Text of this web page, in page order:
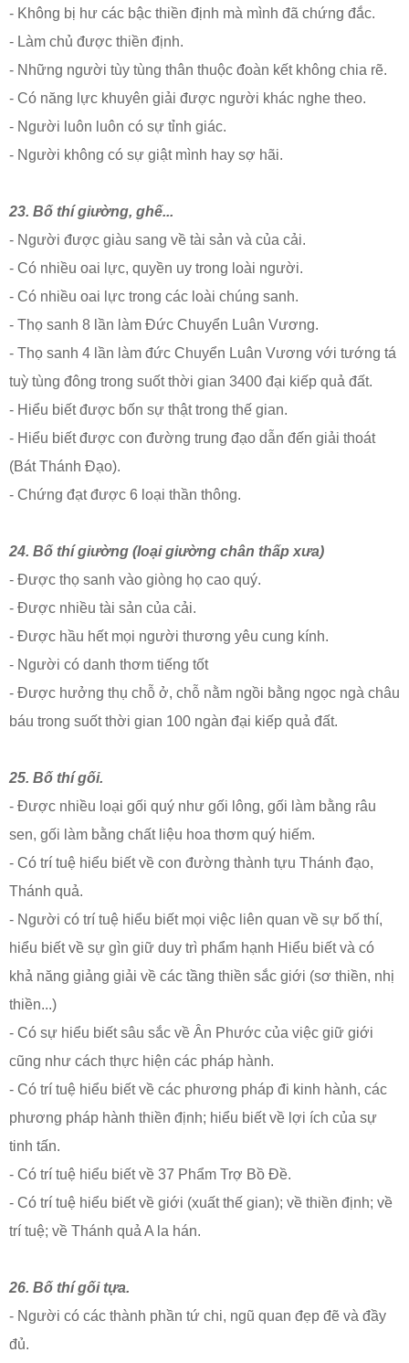
- Không bị hư các bậc thiền định mà mình đã chứng đắc.
- Làm chủ được thiền định.
- Những người tùy tùng thân thuộc đoàn kết không chia rẽ.
- Có năng lực khuyên giải được người khác nghe theo.
- Người luôn luôn có sự tỉnh giác.
- Người không có sự giật mình hay sợ hãi.
23. Bố thí giường, ghế...
- Người được giàu sang về tài sản và của cải.
- Có nhiều oai lực, quyền uy trong loài người.
- Có nhiều oai lực trong các loài chúng sanh.
- Thọ sanh 8 lần làm Đức Chuyển Luân Vương.
- Thọ sanh 4 lần làm đức Chuyển Luân Vương với tướng tá
tuỳ tùng đông trong suốt thời gian 3400 đại kiếp quả đất.
- Hiểu biết được bốn sự thật trong thế gian.
- Hiểu biết được con đường trung đạo dẫn đến giải thoát
(Bát Thánh Đạo).
- Chứng đạt được 6 loại thần thông.
24. Bố thí giường (loại giường chân thấp xưa)
- Được thọ sanh vào giòng họ cao quý.
- Được nhiều tài sản của cải.
- Được hầu hết mọi người thương yêu cung kính.
- Người có danh thơm tiếng tốt
- Được hưởng thụ chỗ ở, chỗ nằm ngồi bằng ngọc ngà châu
báu trong suốt thời gian 100 ngàn đại kiếp quả đất.
25. Bố thí gối.
- Được nhiều loại gối quý như gối lông, gối làm bằng râu
sen, gối làm bằng chất liệu hoa thơm quý hiếm.
- Có trí tuệ hiểu biết về con đường thành tựu Thánh đạo,
Thánh quả.
- Người có trí tuệ hiểu biết mọi việc liên quan về sự bố thí,
hiểu biết về sự gìn giữ duy trì phẩm hạnh Hiểu biết và có
khả năng giảng giải về các tầng thiền sắc giới (sơ thiền, nhị
thiền...)
- Có sự hiểu biết sâu sắc về Ân Phước của việc giữ giới
cũng như cách thực hiện các pháp hành.
- Có trí tuệ hiểu biết về các phương pháp đi kinh hành, các
phương pháp hành thiền định; hiểu biết về lợi ích của sự
tinh tấn.
- Có trí tuệ hiểu biết về 37 Phẩm Trợ Bồ Đề.
- Có trí tuệ hiểu biết về giới (xuất thế gian); về thiền định; về
trí tuệ; về Thánh quả A la hán.
26. Bố thí gối tựa.
- Người có các thành phần tứ chi, ngũ quan đẹp đẽ và đầy
đủ.